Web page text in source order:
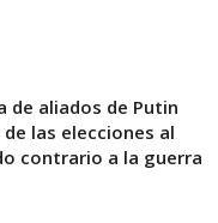
de aliados de Putin
las elecciones al
contrario a la guerra